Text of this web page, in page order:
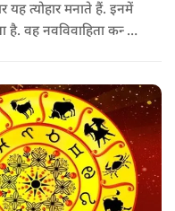
यह त्योहार मनाते हैं. इनमें
है. वह नवविवाहिता कन्या